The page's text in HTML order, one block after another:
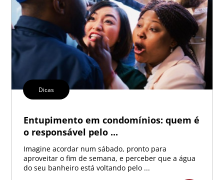
Dicas
Entupimento em condomínios: quem é
o responsável pelo ...
Imagine acordar num sábado, pronto para
aproveitar o fim de semana, e perceber que a água
do seu banheiro está voltando pelo ...